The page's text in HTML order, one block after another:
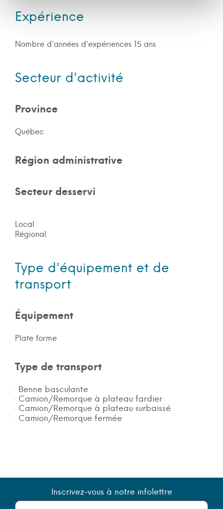
Expérience
Nombre d'années d'expériences 15 ans
Secteur d'activité
Province
Québec
Région administrative
Secteur desservi
Local
Régional
Type d'équipement et de
transport
Équipement
Plate forme
Type de transport
Benne basculante
Camion/Remorque à plateau fardier
Camion/Remorque à plateau surbaissé
Camion/Remorque fermée
Inscrivez-vous à notre infolettre